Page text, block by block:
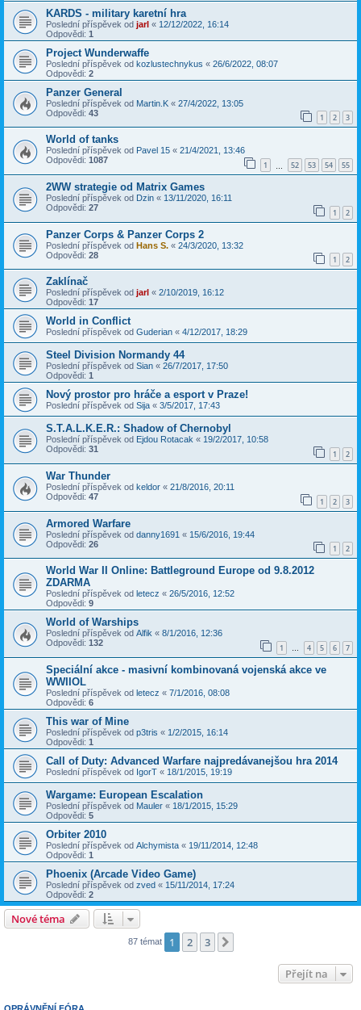
KARDS - military karetní hra
Poslední příspěvek od jarl « 12/12/2022, 16:14
Odpovědi: 1
Project Wunderwaffe
Poslední příspěvek od kozlustechnykus « 26/6/2022, 08:07
Odpovědi: 2
Panzer General
Poslední příspěvek od Martin.K « 27/4/2022, 13:05
Odpovědi: 43 1 2 3
World of tanks
Poslední příspěvek od Pavel 15 « 21/4/2021, 13:46
Odpovědi: 1087 1 52 53 54 55
2WW strategie od Matrix Games
Poslední příspěvek od Dzin « 13/11/2020, 16:11
Odpovědi: 27 1 2
Panzer Corps & Panzer Corps 2
Poslední příspěvek od Hans S. « 24/3/2020, 13:32
Odpovědi: 28 1 2
Zaklínač
Poslední příspěvek od jarl « 2/10/2019, 16:12
Odpovědi: 17
World in Conflict
Poslední příspěvek od Guderian « 4/12/2017, 18:29
Steel Division Normandy 44
Poslední příspěvek od Sian « 26/7/2017, 17:50
Odpovědi: 1
Nový prostor pro hráče a esport v Praze!
Poslední příspěvek od Sija « 3/5/2017, 17:43
S.T.A.L.K.E.R.: Shadow of Chernobyl
Poslední příspěvek od Ejdou Rotacak « 19/2/2017, 10:58
Odpovědi: 31 1 2
War Thunder
Poslední příspěvek od keldor « 21/8/2016, 20:11
Odpovědi: 47 1 2 3
Armored Warfare
Poslední příspěvek od danny1691 « 15/6/2016, 19:44
Odpovědi: 26 1 2
World War II Online: Battleground Europe od 9.8.2012
ZDARMA
Poslední příspěvek od letecz « 26/5/2016, 12:52
Odpovědi: 9
World of Warships
Poslední příspěvek od Alfik « 8/1/2016, 12:36
Odpovědi: 132 1 … 4 5 6 7
Speciální akce - masivní kombinovaná vojenská akce ve
WWIIOL
Poslední příspěvek od letecz « 7/1/2016, 08:08
Odpovědi: 6
This war of Mine
Poslední příspěvek od p3tris « 1/2/2015, 16:14
Odpovědi: 1
Call of Duty: Advanced Warfare najpredávanejšou hra 2014
Poslední příspěvek od IgorT « 18/1/2015, 19:19
Wargame: European Escalation
Poslední příspěvek od Mauler « 18/1/2015, 15:29
Odpovědi: 5
Orbiter 2010
Poslední příspěvek od Alchymista « 19/11/2014, 12:48
Odpovědi: 1
Phoenix (Arcade Video Game)
Poslední příspěvek od zved « 15/11/2014, 17:24
Odpovědi: 2
Nové téma
87 témat 1 2 3
Přejít na